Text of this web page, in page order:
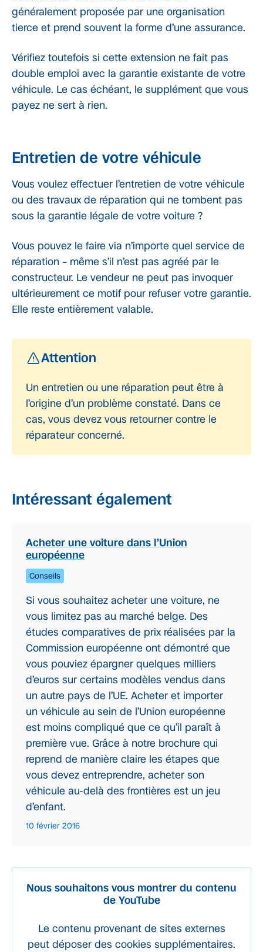
généralement proposée par une organisation
tierce et prend souvent la forme d’une assurance.
Vérifiez toutefois si cette extension ne fait pas
double emploi avec la garantie existante de votre
véhicule. Le cas échéant, le supplément que vous
payez ne sert à rien.
Entretien de votre véhicule
Vous voulez effectuer l’entretien de votre véhicule
ou des travaux de réparation qui ne tombent pas
sous la garantie légale de votre voiture ?
Vous pouvez le faire via n’importe quel service de
réparation – même s’il n’est pas agréé par le
constructeur. Le vendeur ne peut pas invoquer
ultérieurement ce motif pour refuser votre garantie.
Elle reste entièrement valable.
Attention
Un entretien ou une réparation peut être à
l’origine d’un problème constaté. Dans ce
cas, vous devez vous retourner contre le
réparateur concerné.
Intéressant également
Acheter une voiture dans l’Union
européenne
Conseils
Si vous souhaitez acheter une voiture, ne
vous limitez pas au marché belge. Des
études comparatives de prix réalisées par la
Commission européenne ont démontré que
vous pouviez épargner quelques milliers
d’euros sur certains modèles vendus dans
un autre pays de l’UE. Acheter et importer
un véhicule au sein de l’Union européenne
est moins compliqué que ce qu’il paraît à
première vue. Grâce à notre brochure qui
reprend de manière claire les étapes que
vous devez entreprendre, acheter son
véhicule au-delà des frontières est un jeu
d’enfant.
10 février 2016
Nous souhaitons vous montrer du contenu
de YouTube
Le contenu provenant de sites externes
peut déposer des cookies supplémentaires.